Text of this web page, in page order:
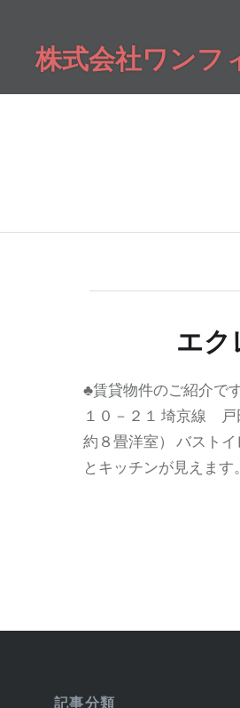
株式会社ワンフ
エク
♣賃貸物件のご紹介で
１０－２１ 埼京線
約８畳洋室） バスト
とキッチンが見えま
記事分類